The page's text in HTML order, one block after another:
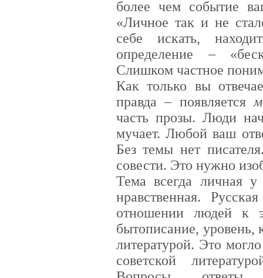
более чем событие
«Личное так и не
себе искать,
определение –
Слишком частное
Как только вы
правда – появляется
часть прозы. Люди
мучает. Любой ваш
Без темы нет
совести. Это нужно
Тема всегда личная
нравственная.
отношении людей к
бытописание, уровень,
литературой. Это
советской